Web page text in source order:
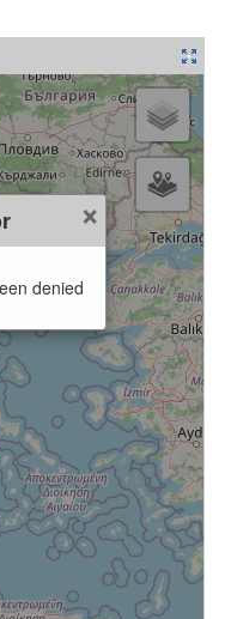
×
denied